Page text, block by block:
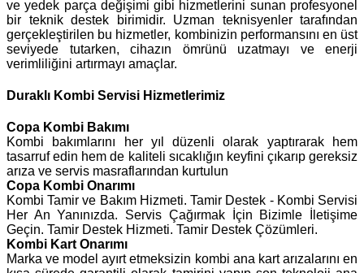
ve yedek parça değişimi gibi hizmetlerini sunan profesyonel
bir teknik destek birimidir. Uzman teknisyenler tarafından
gerçekleştirilen bu hizmetler, kombinizin performansını en üst
seviyede tutarken, cihazın ömrünü uzatmayı ve enerji
verimliliğini artırmayı amaçlar.
Duraklı Kombi Servisi Hizmetlerimiz
Copa Kombi Bakımı
Kombi bakımlarını her yıl düzenli olarak yaptırarak hem
tasarruf edin hem de kaliteli sıcaklığın keyfini çıkarıp gereksiz
arıza ve servis masraflarından kurtulun
Copa Kombi Onarımı
Kombi Tamir ve Bakım Hizmeti. Tamir Destek - Kombi Servisi
Her An Yanınızda. Servis Çağırmak İçin Bizimle İletişime
Geçin. Tamir Destek Hizmeti. Tamir Destek Çözümleri.
Kombi Kart Onarımı
Marka ve model ayırt etmeksizin kombi ana kart arızalarını en